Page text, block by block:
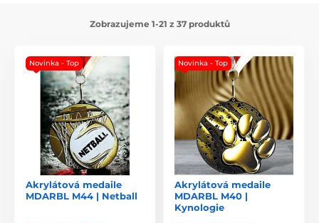
Zobrazujeme 1-21 z 37 produktů
Novinka - Top
Akrylátová medaile
MDARBL M44 | Netball
Novinka - Top
Akrylátová medaile
MDARBL M40 |
Kynologie